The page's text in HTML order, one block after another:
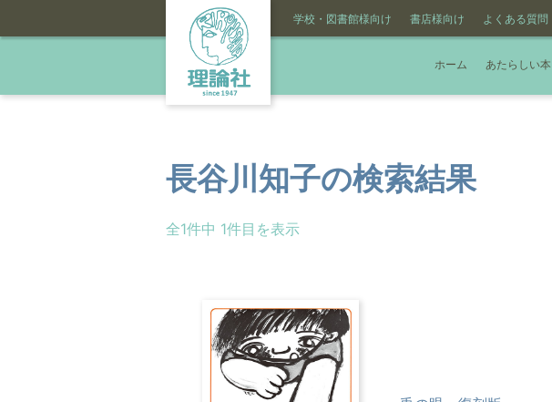
学校・図書館様向け 書店様向け よくある質問
ホーム あたらしい本
長谷川知子の検索結果
全1件中 1件目を表示